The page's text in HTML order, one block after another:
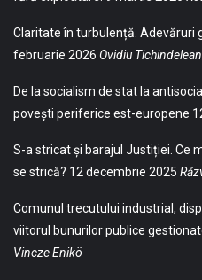
Claritate în turbulență. Adevăruri
februarie 2026 Ovidiu
De la socialism de stat la
povești periferice est-europene
S-a stricat și barajul Justiției. Ce
se strică? 12 decembrie 2025
Comunul trecutului industrial,
viitorul bunurilor publice
Vincze Enikö